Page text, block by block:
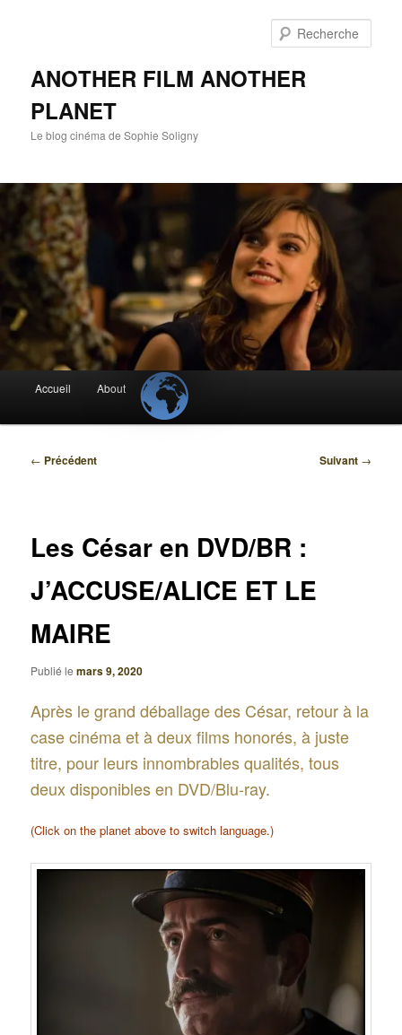
ANOTHER FILM ANOTHER
PLANET
Le blog cinéma de Sophie Soligny
principal
Accueil About
Navigation
← Précédent Suivant →
Les César en DVD/BR :
J’ACCUSE/ALICE ET LE
MAIRE
Publié lemars 9, 2020
Après le grand déballage des César, retour à la
case cinéma et à deux films honorés, à juste
titre, pour leurs innombrables qualités, tous
deux disponibles en DVD/Blu-ray.
(Click on the planet above to switch language.)